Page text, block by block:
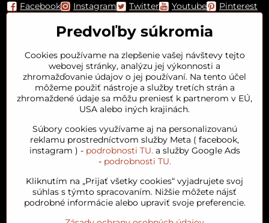
Facebook Instagram Twitter Youtube Pinterest
Orient House
Arganový olej
Obľúbené kategórie
Predvoľby súkromia
Cookies používame na zlepšenie vašej návštevy tejto
webovej stránky, analýzu jej výkonnosti a
zhromažďovanie údajov o jej používaní. Na tento účel
môžeme použiť nástroje a služby tretích strán a
zhromaždené údaje sa môžu preniesť k partnerom v EÚ,
USA alebo iných krajinách.
Súbory cookies využívame aj na personalizovanú
reklamu prostredníctvom služby Meta ( facebook,
instagram ) - podrobnosti TU.a služby Google Ads
- podrobnosti TU.
Kliknutím na „Prijať všetky cookies“ vyjadrujete svoj
súhlas s týmto spracovaním. Nižšie môžete nájsť
podrobné informácie alebo upraviť svoje preferencie.